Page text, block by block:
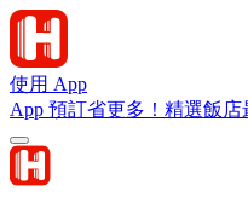
使用 App
App 預訂省更多！精選飯店